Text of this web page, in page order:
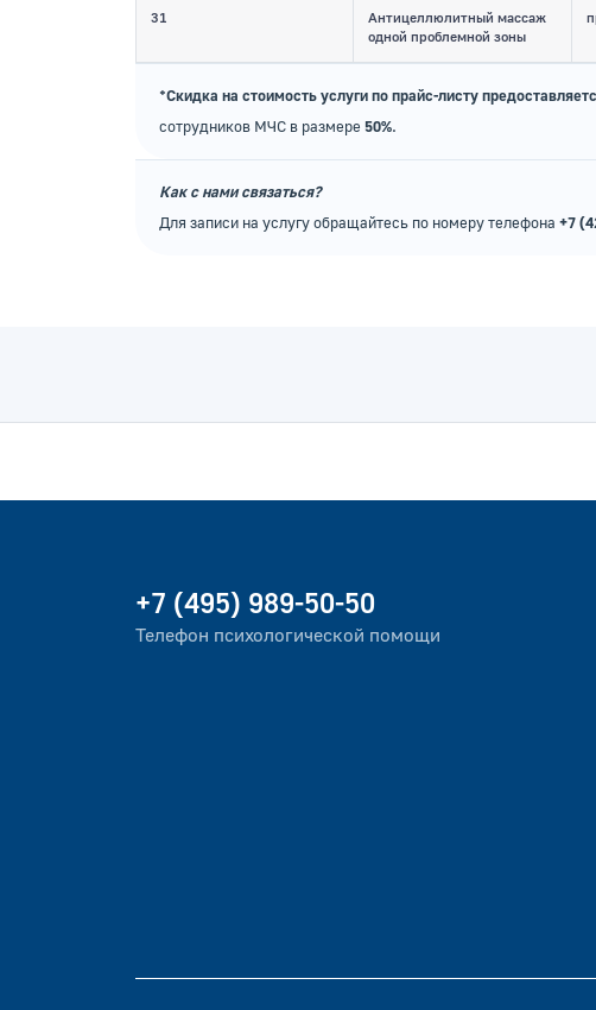
31
Антицеллюлитный массаж
одной проблемной зоны
*Скидка на стоимость услуги по прайс-листу
сотрудников МЧС в размере 50%.
Как с нами связаться?
Для записи на услугу обращайтесь по номеру телефона +7
+7 (495) 989-50-50
Телефон психологической помощи